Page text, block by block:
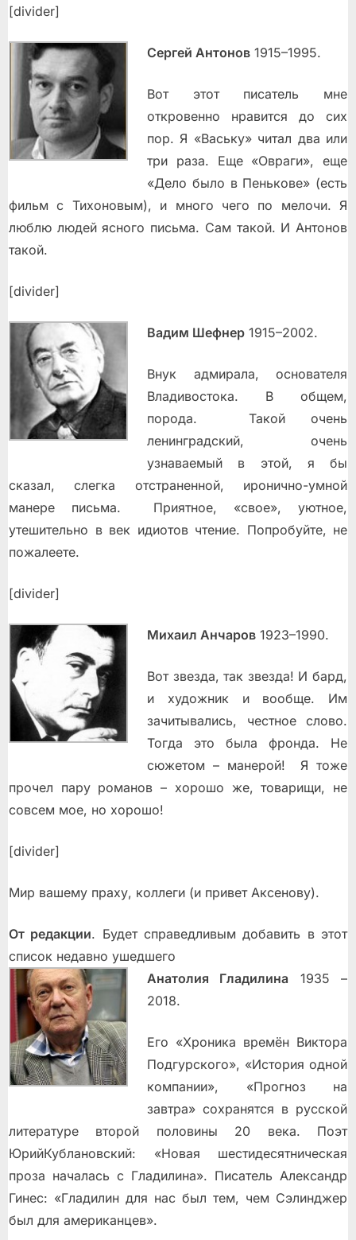
[divider]
Сергей Антонов 1915–1995.
Вот этот писатель мне
откровенно нравится до сих
пор. Я «Ваську» читал два или
три раза. Еще «Овраги», еще
«Дело было в Пенькове» (есть
фильм с Тихоновым), и много чего по мелочи. Я
люблю людей ясного письма. Сам такой. И Антонов
такой.
[divider]
Вадим Шефнер 1915–2002.
Внук адмирала, основателя
Владивостока. В общем,
порода. Такой очень
ленинградский, очень
узнаваемый в этой, я бы
сказал, слегка отстраненной, иронично-умной
манере письма. Приятное, «свое», уютное,
утешительно в век идиотов чтение. Попробуйте, не
пожалеете.
[divider]
Михаил Анчаров 1923–1990.
Вот звезда, так звезда! И бард,
и художник и вообще. Им
зачитывались, честное слово.
Тогда это была фронда. Не
сюжетом – манерой! Я тоже
прочел пару романов – хорошо же, товарищи, не
совсем мое, но хорошо!
[divider]
Мир вашему праху, коллеги (и привет Аксенову).
От редакции. Будет справедливым добавить в этот
список недавно ушедшего
Анатолия Гладилина 1935 –
2018.
Его «Хроника времён Виктора
Подгурского», «История одной
компании», «Прогноз на
завтра» сохранятся в русской
литературе второй половины 20 века. Поэт
ЮрийКублановский: «Новая шестидесятническая
проза началась с Гладилина». Писатель Александр
Гинес: «Гладилин для нас был тем, чем Сэлинджер
был для американцев».